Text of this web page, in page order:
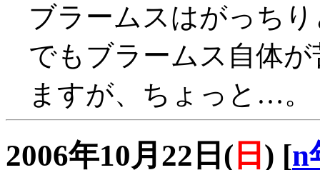
ブラームスはがっち
でもブラームス自体
ますが、ちょっと…。
2006年10月22日( 日 ) [n